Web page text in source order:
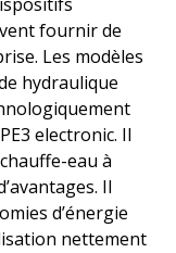
fournir de
Les modèles
hydraulique
electronic. Il
eau à
Il
d’énergie
nettement